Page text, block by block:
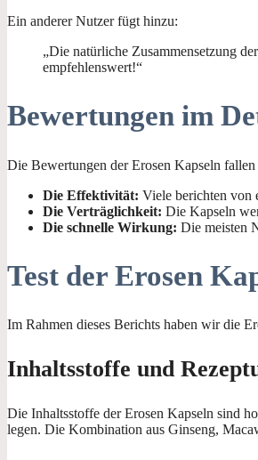
Ein anderer Nutzer fügt hinzu:
„Die natürliche Zusammensetzung
empfehlenswert!“
Bewertungen im
Die Bewertungen der Erosen Kapseln
Die Effektivität: Viele berichten von
Die Verträglichkeit: Die Kapseln
Die schnelle Wirkung: Die meisten
Test der Erosen
Im Rahmen dieses Berichts haben wir die
Inhaltsstoffe und
Die Inhaltsstoffe der Erosen Kapseln sind
legen. Die Kombination aus Ginseng,